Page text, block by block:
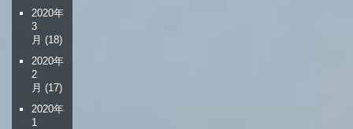
2020年
3
月 (18)
2020年
2
月 (17)
2020年
1